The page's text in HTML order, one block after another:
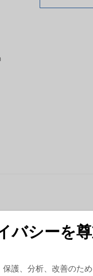
Asphalt products
バシーを
護、分析、改善のた